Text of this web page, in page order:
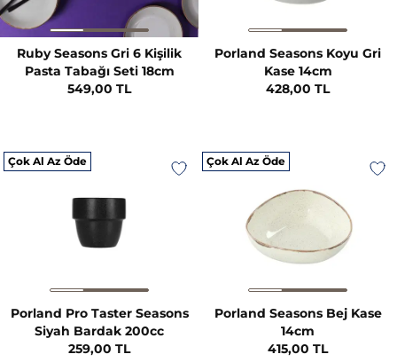
Ruby Seasons Gri 6 Kişilik
Pasta Tabağı Seti 18cm
549,00 TL
Porland Seasons Koyu Gri
Kase 14cm
428,00 TL
Çok Al Az Öde
Porland Pro Taster Seasons
Siyah Bardak 200cc
259,00 TL
Çok Al Az Öde
Porland Seasons Bej Kase
14cm
415,00 TL